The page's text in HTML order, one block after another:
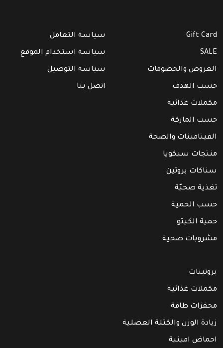
Gift Card
SALE
العروض والخصومات
حسب الهدف
مكملات غذائية
حسب الماركة
الفيتامينات والصحة
منتجات سيكويا
سناكات بروتين
تغذية صحيّة
حسب الحمية
حمية الكيتو
مشروبات صحية
سياسة التعامل
سياسة استخدام الموقع
سياسة التوصيل
اتصل بنا
بروتينات
مكملات غذائية
محفزات طاقة
زيادة الوزن والكتلة العضلية
احماض امينية